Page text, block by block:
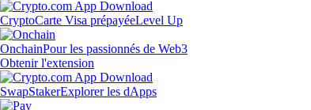
CryptoCarte Visa prépayéeLevel Up
OnchainPour les passionnés de Web3
Obtenir l'extension
SwapStakerExplorer les dApps